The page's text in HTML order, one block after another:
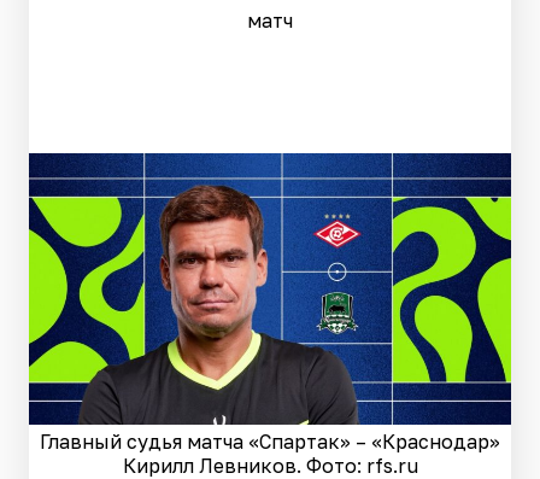
матч
Главный судья матча «Спартак» – «Краснодар»
Кирилл Левников. Фото: rfs.ru